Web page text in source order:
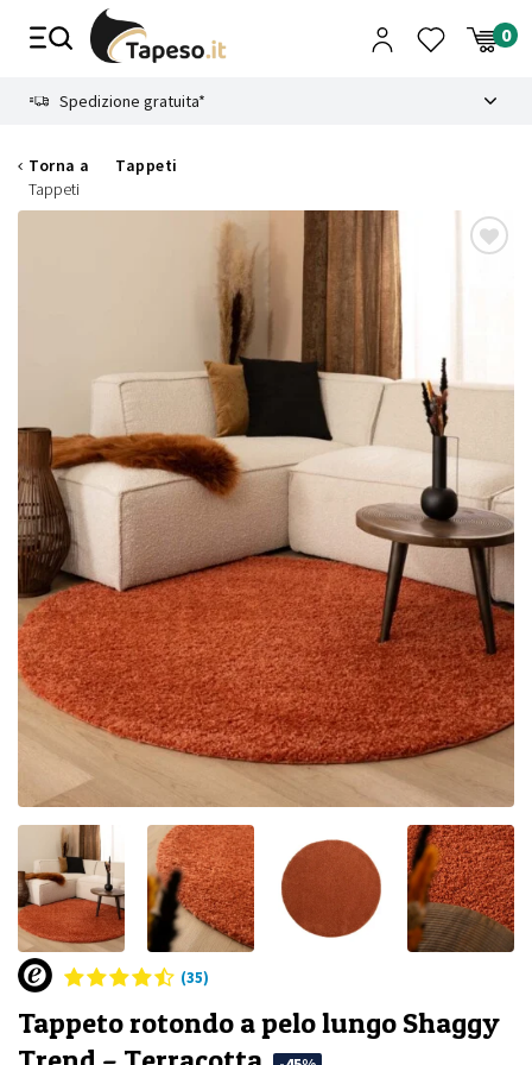
Spedizione gratuita*
Torna a
Tappeti
Tappeti
(35)
Tappeto rotondo a pelo lungo Shaggy